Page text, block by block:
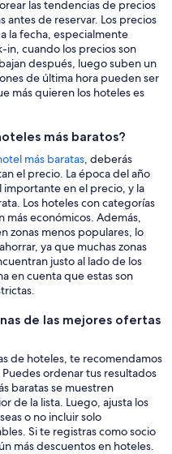
las tendencias de precios
antes de reservar. Los precios
la fecha, especialmente
in, cuando los precios son
después, luego suben un
de última hora pueden ser
más quieren los hoteles es
más baratos?
más baratas, deberás
el precio. La época del año
en el precio, y la
Los hoteles con categorías
más económicos. Además,
zonas menos populares, lo
ya que muchas zonas
justo al lado de los
en cuenta que estas son
de las mejores ofertas
de hoteles, te recomendamos
ordenar tus resultados
baratas se muestren
de la lista. Luego, ajusta los
o no incluir solo
Si te registras como socio
más descuentos en hoteles.